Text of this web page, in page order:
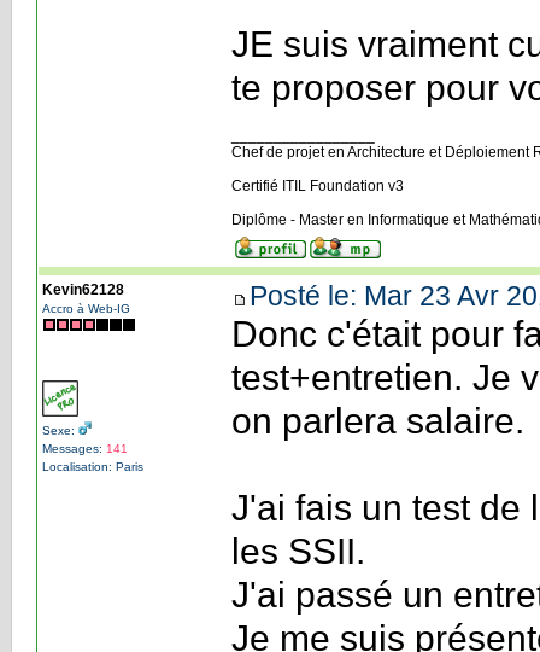
JE suis vraiment
te proposer pour
Chef de projet en Architecture et Déploiement
Certifié ITIL Foundation v3
Diplôme - Master en Informatique et
Kevin62128
Accro à Web-IG
Sexe:
Messages: 141
Localisation: Paris
Posté le: Mar 23 Avr
Donc c'était pour
test+entretien. Je
on parlera salaire.
J'ai fais un test de
les SSII.
J'ai passé un
Je me suis